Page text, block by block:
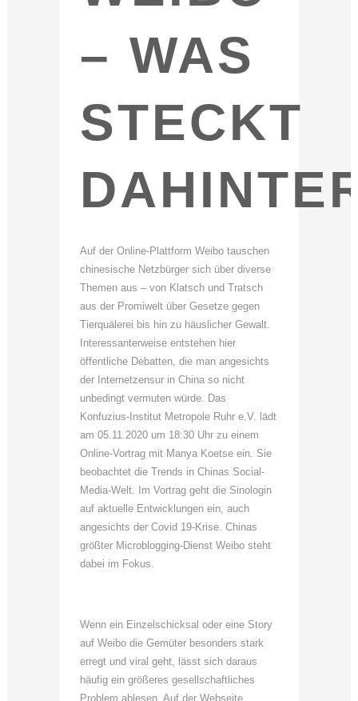
– WAS
STECKT
Auf der Online-Plattform Weibo tauschen
chinesische Netzbürger sich über diverse
Themen aus – von Klatsch und Tratsch
aus der Promiwelt über Gesetze gegen
Tierquälerei bis hin zu häuslicher Gewalt.
Interessanterweise entstehen hier
öffentliche Debatten, die man angesichts
der Internetzensur in China so nicht
unbedingt vermuten würde. Das
Konfuzius-Institut Metropole Ruhr e.V. lädt
am 05.11.2020 um 18:30 Uhr zu einem
Online-Vortrag mit Manya Koetse ein. Sie
beobachtet die Trends in Chinas Social-
Media-Welt. Im Vortrag geht die Sinologin
auf aktuelle Entwicklungen ein, auch
angesichts der Covid 19-Krise. Chinas
größter Microblogging-Dienst Weibo steht
dabei im Fokus.
Wenn ein Einzelschicksal oder eine Story
auf Weibo die Gemüter besonders stark
erregt und viral geht, lässt sich daraus
häufig ein größeres gesellschaftliches
Problem ablesen. Auf der Webseite